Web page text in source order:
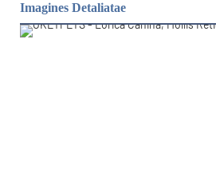
Imagines Detaliatae